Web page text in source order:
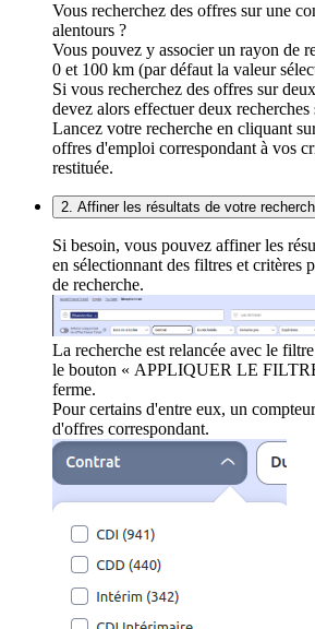
Vous recherchez des offres sur une
alentours ?
Vous pouvez y associer un rayon de
0 et 100 km (par défaut la valeur
Si vous recherchez des offres sur
devez alors effectuer deux recherches
Lancez votre recherche en cliquant
offres d'emploi correspondant à vos
restituée.
2. Affiner les résultats de votre
Si besoin, vous pouvez affiner les
en sélectionnant des filtres et critères
de recherche.
La recherche est relancée avec le
le bouton « APPLIQUER LE
ferme.
Pour certains d'entre eux, un
d'offres correspondant.